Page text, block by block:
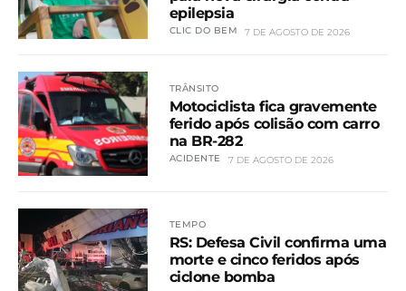
epilepsia
CLIC DO BEM 7 DE AGOSTO DE 2026
TRÂNSITO
Motociclista fica gravemente
ferido após colisão com carro
na BR-282
ACIDENTE 7 DE AGOSTO DE 2026
TEMPO
RS: Defesa Civil confirma uma
morte e cinco feridos após
ciclone bomba